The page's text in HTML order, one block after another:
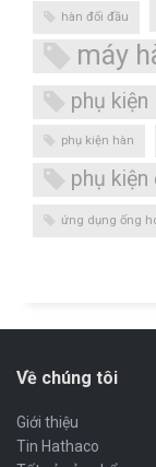
hàn đối đầu
máy
phụ kiện
phụ kiện hàn
phụ
ứng dụng ống
Về chúng tôi
Giới thiệu
Tin Hathaco